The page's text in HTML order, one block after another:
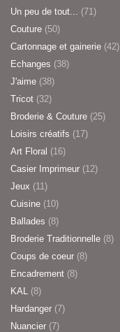
Un peu de tout... (71)
Couture (50)
Cartonnage et gainerie (42)
Echanges (38)
J'aime (38)
Tricot (32)
Broderie & Couture (25)
Loisirs créatifs (17)
Art Floral (16)
Casier Imprimeur (12)
Jeux (11)
Cuisine (10)
Ballades (8)
Broderie Traditionnelle (8)
Coups de coeur (8)
Encadrement (8)
KAL (8)
Hardanger (7)
Nuancier (7)